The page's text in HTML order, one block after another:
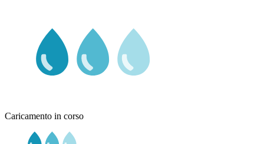
Caricamento in corso